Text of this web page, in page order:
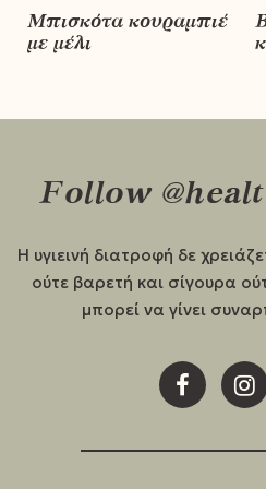
Μπισκότα κουραμπιέ
με μέλι
Follow
Η υγιεινή διατροφή δε
ούτε βαρετή και σίγουρα
μπορεί να γίνει